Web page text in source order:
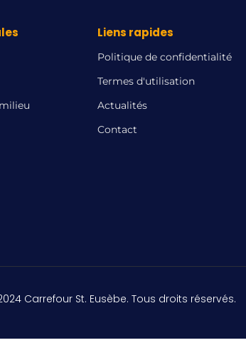
Liens rapides
Politique de confidentialité
Termes d'utilisation
Actualités
Contact
Carrefour St. Eusèbe. Tous droits réservés.